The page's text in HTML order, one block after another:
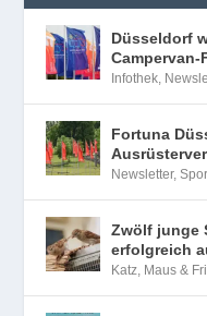
Düsseldorf
Infothek,
Fortuna
Newsletter,
Zwölf junge
erfolgreich
Katz, Maus &